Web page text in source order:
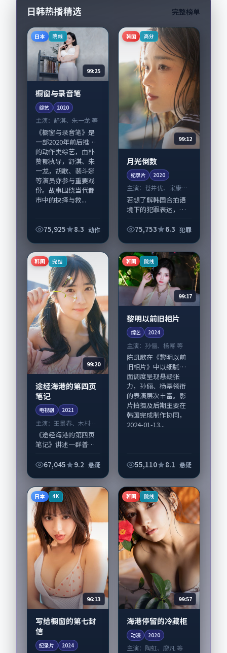
日韩热播精选 完整榜单
日本 院线
99:25
橱窗与录音笔
综艺 2020
主演： 舒淇、朱一龙 等
《橱窗与录音笔》是
一部2020年前后推出
的动作类综艺，由朴
赞郁执导，舒淇、朱
一龙，胡歌、裴斗娜
等演员亦参与重要戏
份。故事围绕当代都
市中的抉择与救...
75,925 8.3 动作
韩国 高分
99:12
月光倒数
纪录片 2020
主演：苍井优、宋康昊
等
若想了解韩国合拍语
境下的犯罪表达，
注：剧情侧重人物动
与配角群戏并重。影
片2020年面世后在
影...
75,753 6.3 犯罪
韩国 完结
99:20
途经海港的第四页
笔记
电视剧 2021
主演： 王景春、木村拓
哉 等
《途经海港的第四页
笔记》讲述一群普通
改写人生轨迹的故
头。导演奉俊昊擅长
留白叙事，王景春、
木...
67,045 9.2 悬疑
韩国 院线
99:17
黎明以前旧相片
综艺 2024
主演：孙俪、杨幂 等
陈凯歌在《黎明以前
旧相片》中以细腻场
面调度呈现悬疑张
力，孙俪、杨幂领衔
的表演层次丰富。影
片拍摄及后期主要在
韩国完成制作协同，
2024-01-13...
55,110 8.1 悬疑
日本 4K
96:13
写给橱窗的第七封
信
纪录片 2024
韩国 院线
99:57
海港停留的冷藏柜
动漫 2020
主演： 陶虹、廖凡 等